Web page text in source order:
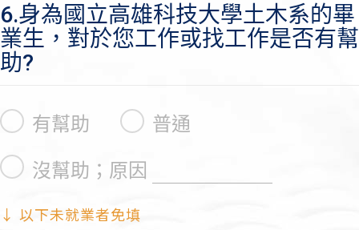
6.身為國立高雄科技大學土木系的畢
業生，對於您工作或找工作是否有幫
助?
有幫助 普通
沒幫助；原因
↓ 以下未就業者免填